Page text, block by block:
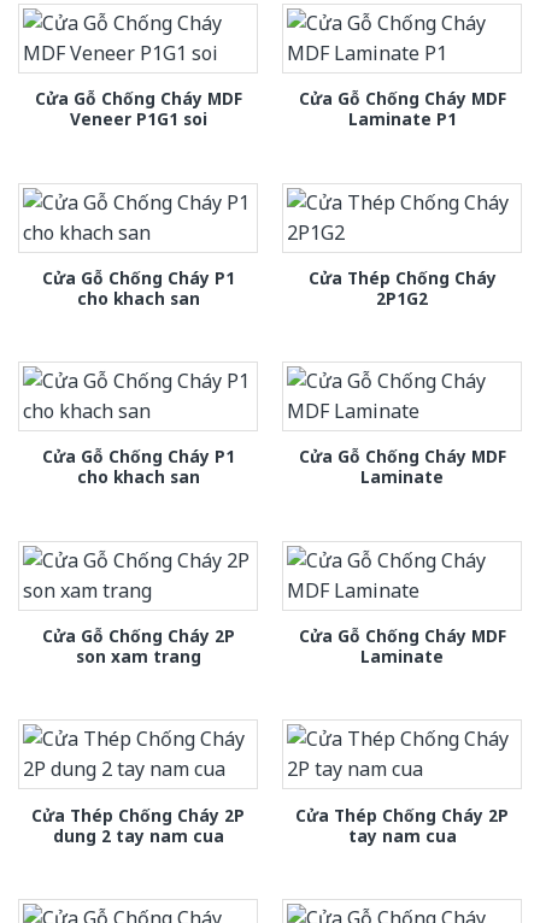
Cửa Gỗ Chống Cháy MDF
Veneer P1G1 soi
Cửa Gỗ Chống Cháy MDF
Laminate P1
Cửa Gỗ Chống Cháy P1
cho khach san
Cửa Thép Chống Cháy
2P1G2
Cửa Gỗ Chống Cháy P1
cho khach san
Cửa Gỗ Chống Cháy MDF
Laminate
Cửa Gỗ Chống Cháy 2P
son xam trang
Cửa Gỗ Chống Cháy MDF
Laminate
Cửa Thép Chống Cháy 2P
dung 2 tay nam cua
Cửa Thép Chống Cháy 2P
tay nam cua